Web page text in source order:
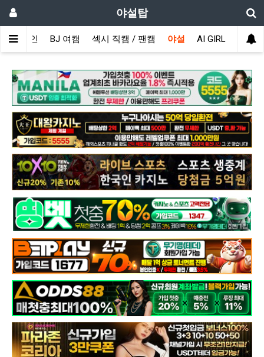
야설탑
메인 BJ 여캠 섹시 직캠 / 팬캠 야설 AI GIRL